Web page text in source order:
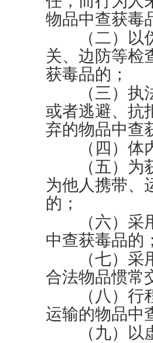
物品中查获毒
（二）以伪
关、边防等检
获毒品的；
（三）执法
或者逃避、抗
弃的物品中查
（四）体内
（五）为获
为他人携带、
的；
（六）采用
中查获毒品的
（七）采用
合法物品惯常
（八）行程
运输的物品中
（九）以虚